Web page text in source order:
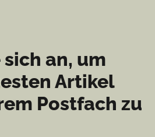
an, um
Artikel
Postfach zu